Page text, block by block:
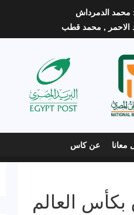
محمد الدمرداش
الاحمر , محمد قطب
معانا عن كاس
بكأس العالم